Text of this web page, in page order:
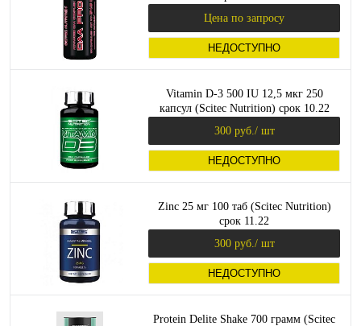
Цена по запросу
НЕДОСТУПНО
Vitamin D-3 500 IU 12,5 мкг 250
капсул (Scitec Nutrition) срок 10.22
300 руб. / шт
НЕДОСТУПНО
Zinc 25 мг 100 таб (Scitec Nutrition)
срок 11.22
300 руб. / шт
НЕДОСТУПНО
Protein Delite Shake 700 грамм (Scitec